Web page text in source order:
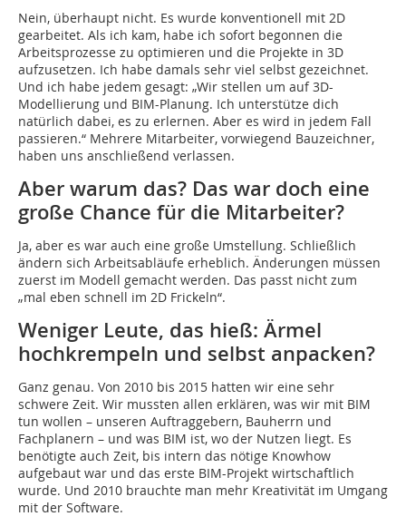
Nein, überhaupt nicht. Es wurde konventionell mit 2D
gearbeitet. Als ich kam, habe ich sofort begonnen die
Arbeitsprozesse zu optimieren und die Projekte in 3D
aufzusetzen. Ich habe damals sehr viel selbst gezeichnet.
Und ich habe jedem gesagt: „Wir stellen um auf 3D-
Modellierung und BIM-Planung. Ich unterstütze dich
natürlich dabei, es zu erlernen. Aber es wird in jedem Fall
passieren.“ Mehrere Mitarbeiter, vorwiegend Bauzeichner,
haben uns anschließend verlassen.
Aber warum das? Das war doch eine
große Chance für die Mitarbeiter?
Ja, aber es war auch eine große Umstellung. Schließlich
ändern sich Arbeitsabläufe erheblich. Änderungen müssen
zuerst im Modell gemacht werden. Das passt nicht zum
„mal eben schnell im 2D Frickeln“.
Weniger Leute, das hieß: Ärmel
hochkrempeln und selbst anpacken?
Ganz genau. Von 2010 bis 2015 hatten wir eine sehr
schwere Zeit. Wir mussten allen erklären, was wir mit BIM
tun wollen – unseren Auftraggebern, Bauherrn und
Fachplanern – und was BIM ist, wo der Nutzen liegt. Es
benötigte auch Zeit, bis intern das nötige Knowhow
aufgebaut war und das erste BIM-Projekt wirtschaftlich
wurde. Und 2010 brauchte man mehr Kreativität im Umgang
mit der Software.